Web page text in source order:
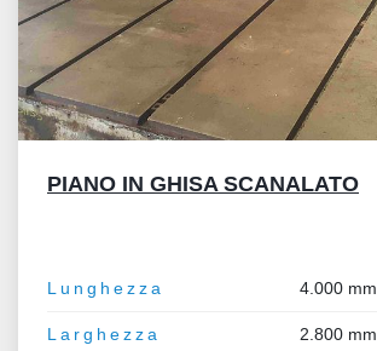
PIANO IN GHISA SCANALATO
Lunghezza 4.000 mm.
Larghezza 2.800 mm.